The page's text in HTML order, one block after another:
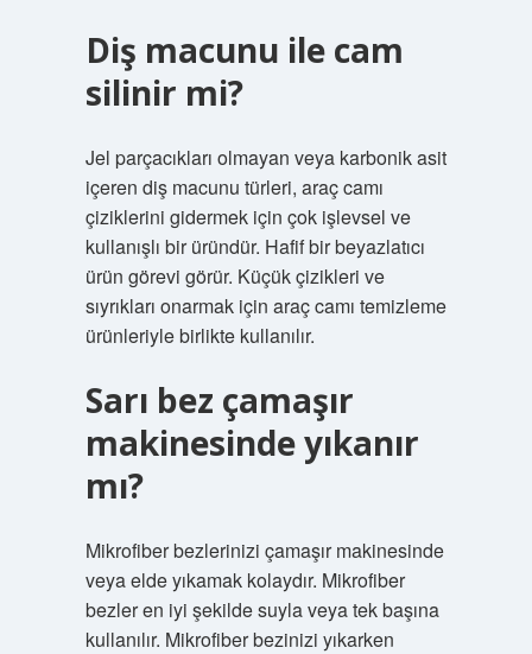
Diş macunu ile cam
silinir mi?
Jel parçacıkları olmayan veya karbonik asit
içeren diş macunu türleri, araç camı
çiziklerini gidermek için çok işlevsel ve
kullanışlı bir üründür. Hafif bir beyazlatıcı
ürün görevi görür. Küçük çizikleri ve
sıyrıkları onarmak için araç camı temizleme
ürünleriyle birlikte kullanılır.
Sarı bez çamaşır
makinesinde yıkanır
mı?
Mikrofiber bezlerinizi çamaşır makinesinde
veya elde yıkamak kolaydır. Mikrofiber
bezler en iyi şekilde suyla veya tek başına
kullanılır. Mikrofiber bezinizi yıkarken